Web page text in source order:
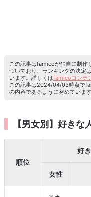
この記事はfamicoが独自に制作
づいており、ランキングの決定
います。詳しくはfamicoコンテ
この記事は2024/04/03時点で
の内容であるように努めています
【男女別】好き
順位
好
女性